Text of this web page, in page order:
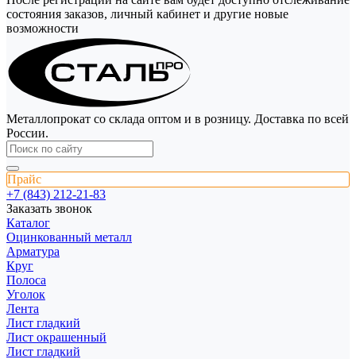
состояния заказов, личный кабинет и другие новые
возможности
Металлопрокат со склада оптом и в розницу. Доставка по всей
России.
Прайс
+7 (843) 212-21-83
Заказать звонок
Каталог
Оцинкованный металл
Арматура
Круг
Полоса
Уголок
Лента
Лист гладкий
Лист окрашенный
Лист гладкий